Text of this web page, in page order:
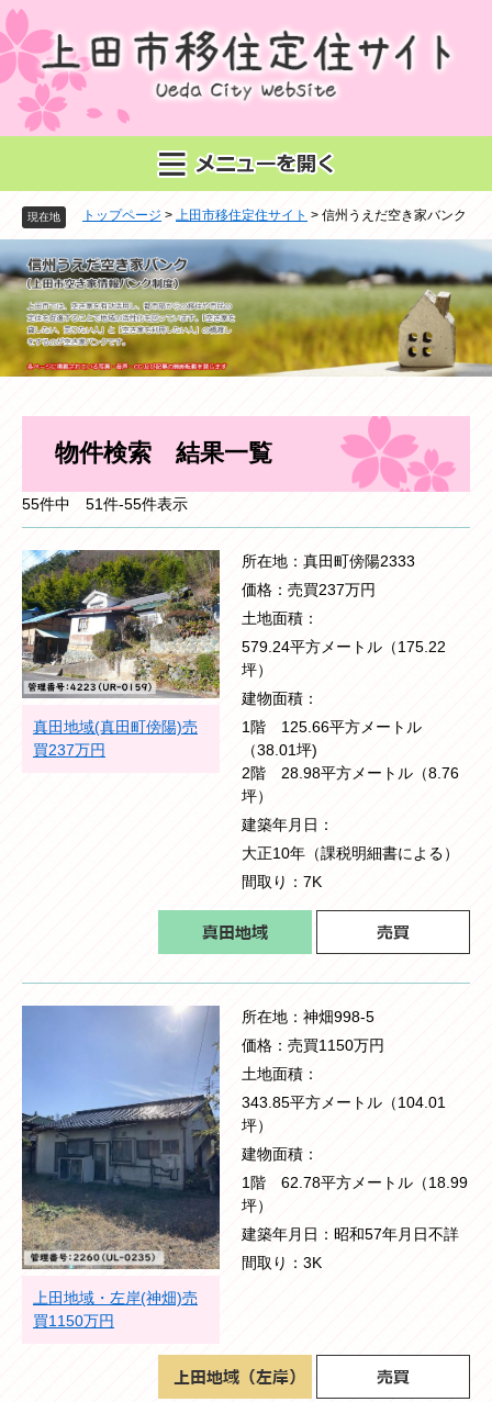
ペ
ー
ジ
の
。
メ
ニ
ュ
ー
て
文
へ
現在地 トップページ > 上田市移住定住サイト > 信州うえだ空き家バンク
物件検索 結果一覧
55件中 51件-55件表示
真田地域(真田町傍陽)売
買237万円
所在地
真田町傍陽2333
価格
売買237万円
土地面積
579.24平方メートル（175.22
坪）
建物面積
1階 125.66平方メートル
（38.01坪)
2階 28.98平方メートル（8.76
坪）
建築年月日
大正10年（課税明細書による）
間取り
7K
上田地域・左岸(神畑)売
買1150万円
所在地
神畑998-5
価格
売買1150万円
土地面積
343.85平方メートル（104.01
坪）
建物面積
1階 62.78平方メートル（18.99
坪）
建築年月日
昭和57年月日不詳
間取り
3K